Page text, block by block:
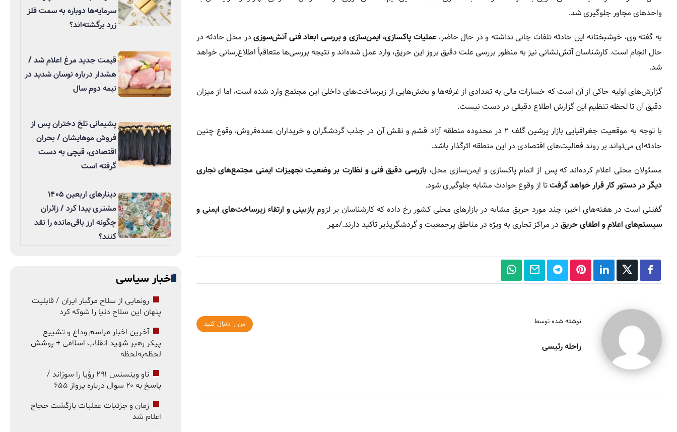
واحدهای مجاور جلوگیری شد.
به گفته وی، خوشبختانه این حادثه تلفات جانی نداشته و در حال حاضر،عملیات پاکسازی، ایمن‌سازی و بررسی ابعاد فنی آتش‌سوزیدر محل حادثه در
حال انجام است. کارشناسان آتش‌نشانی نیز به منظور بررسی علت دقیق بروز این حریق، وارد عمل شده‌اند و نتیجه بررسی‌ها متعاقباً اطلاع‌رسانی خواهد
شد.
گزارش‌های اولیه حاکی از آن است که خسارات مالی به تعدادی از غرفه‌ها و بخش‌هایی از زیرساخت‌های داخلی این مجتمع وارد شده است، اما از میزان
دقیق آن تا لحظه تنظیم این گزارش اطلاع دقیقی در دست نیست.
با توجه به موقعیت جغرافیایی بازار پرشین گلف ۲ در محدوده منطقه آزاد قشم و نقش آن در جذب گردشگران و خریداران عمده‌فروش، وقوع چنین
حادثه‌ای می‌تواند بر روند فعالیت‌های اقتصادی در این منطقه اثرگذار باشد.
مسئولان محلی اعلام کرده‌اند که پس از اتمام پاکسازی و ایمن‌سازی محل،بازرسی دقیق فنی و نظارت بر وضعیت تجهیزات ایمنی مجتمع‌های تجاری
دیگر در دستور کار قرار خواهد گرفتتا از وقوع حوادث مشابه جلوگیری شود.
گفتنی است در هفته‌های اخیر، چند مورد حریق مشابه در بازارهای محلی کشور رخ داده که کارشناسان بر لزوم بازبینی و ارتقاء زیرساخت‌های ایمنی و
سیستم‌های اعلام و اطفای حریق در مراکز تجاری به ویژه در مناطق پرجمعیت و گردشگرپذیر تأکید دارند./مهر
من را دنبال کنید نوشته شده توسط
راحله رئیسی
سرمایه‌ها دوباره به سمت فلز
زرد برگشته‌اند؟
قیمت جدید مرغ اعلام شد /
هشدار درباره نوسان شدید در
نیمه دوم سال
پشیمانی تلخ دختران پس از
فروش موهایشان / بحران
اقتصادی، قیچی به دست
گرفته است
دینارهای اربعین ۱۴۰۵
مشتری پیدا کرد / زائران
چگونه ارز باقی‌مانده را نقد
کنند؟
اخبار سیاسی
رونمایی از سلاح مرگبار ایران / قابلیت
پنهان این سلاح دنیا را شوکه کرد
آخرین اخبار مراسم وداع و تشییع
پیکر رهبر شهید انقلاب اسلامی + پوشش
لحظه‌به‌لحظه
ناو وینسنس ۲۹۱ رؤیا را سوزاند /
پاسخ به ۲۰ سوال درباره پرواز ۶۵۵
زمان و جزئیات عملیات بازگشت حجاج
اعلام شد